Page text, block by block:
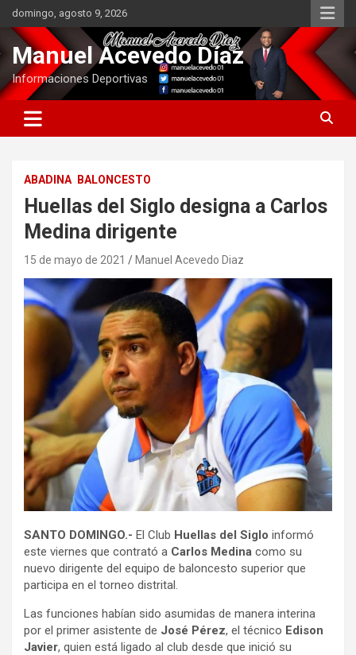
Saltar
contenido
domingo, agosto 9, 2026
Manuel Acevedo Díaz
Informaciones Deportivas
ABADINA BALONCESTO
Huellas del Siglo designa a Carlos
Medina dirigente
15 de mayo de 2021 Manuel Acevedo Diaz
SANTO DOMINGO.- El Club Huellas del Siglo informó
este viernes que contrató a Carlos Medina como su
nuevo dirigente del equipo de baloncesto superior que
participa en el torneo distrital.
Las funciones habían sido asumidas de manera interina
por el primer asistente de José Pérez, el técnico Edison
Javier, quien está ligado al club desde que inició su